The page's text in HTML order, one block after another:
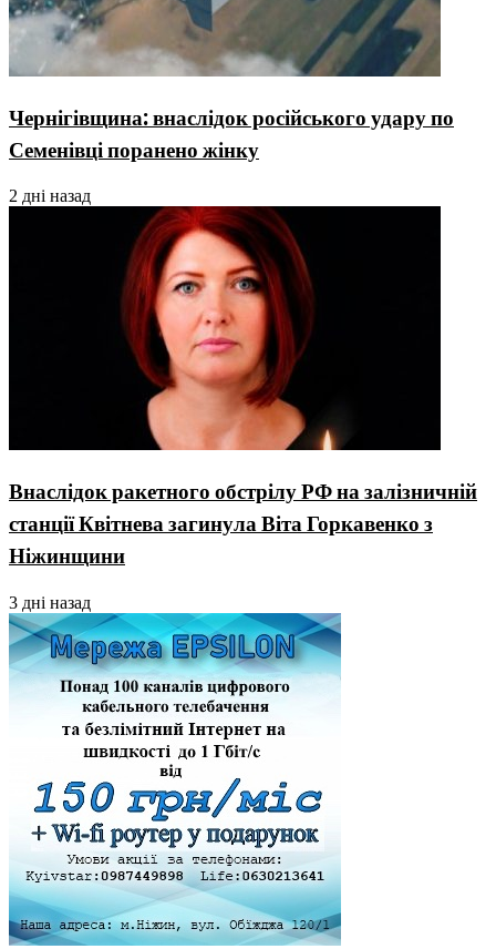
Чернігівщина: внаслідок російського удару по
Семенівці поранено жінку
2 дні назад
Внаслідок ракетного обстрілу РФ на залізничній
станції Квітнева загинула Віта Горкавенко з
Ніжинщини
3 дні назад